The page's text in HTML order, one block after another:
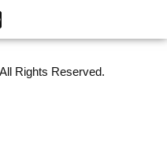
Rights Reserved.